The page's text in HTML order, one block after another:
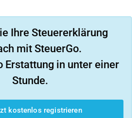
Ihre Steuererklärung
mit SteuerGo.
Erstattung in unter einer
Stunde.
kostenlos registrieren